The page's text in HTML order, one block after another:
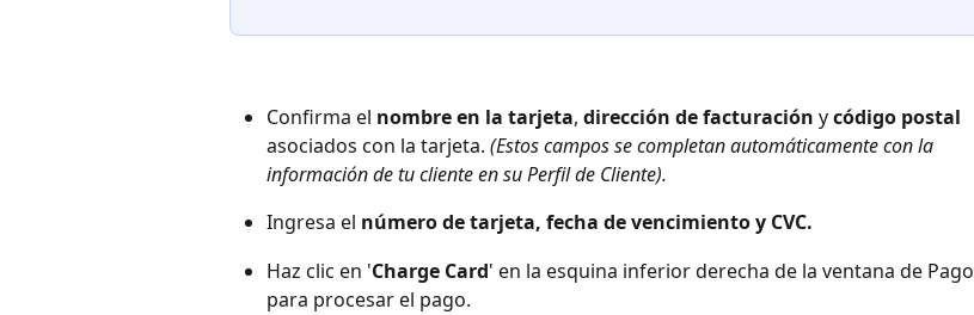
Confirma el nombre en la tarjeta, dirección de facturación y código postal
asociados con la tarjeta. (Estos campos se completan automáticamente con la
información de tu cliente en su Perfil de Cliente).
Ingresa el número de tarjeta, fecha de vencimiento y CVC.
Haz clic en 'Charge Card' en la esquina inferior derecha de la ventana de Pago
para procesar el pago.